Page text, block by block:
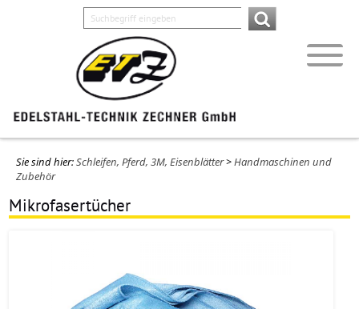
Sie sind hier:Schleifen, Pferd, 3M, Eisenblätter>Handmaschinen und
Zubehör
Mikrofasertücher